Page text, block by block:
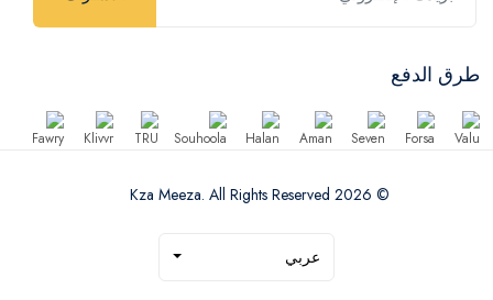
طرق الدفع
© 2026 Kza Meeza. All Rights Reserved
عربي